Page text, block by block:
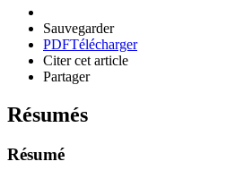
Sauvegarder
PDFTélécharger
Citer cet article
Partager
Résumés
Résumé